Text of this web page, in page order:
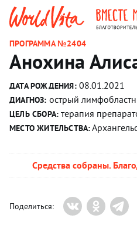
ПРОГРАММА №2404
Анохина
ДАТА РОЖДЕНИЯ:08.01.2021
ДИАГНОЗ: острый
ЦЕЛЬ СБОРА: терапия
МЕСТО ЖИТЕЛЬСТВА:
Средства собраны.
Поделиться: